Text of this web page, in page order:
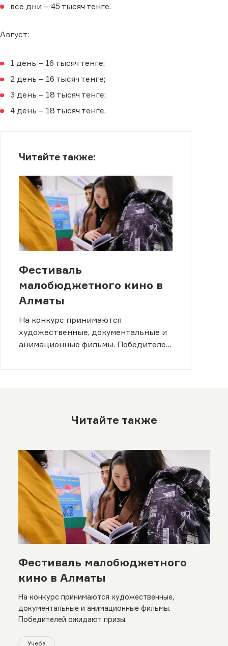
все дни – 45 тысяч тенге.
Август:
1 день – 16 тысяч тенге;
2 день – 16 тысяч тенге;
3 день – 18 тысяч тенге;
4 день – 18 тысяч тенге.
Читайте также:
Фестиваль
малобюджетного кино в
Алматы
На конкурс принимаются
художественные, документальные и
анимационные фильмы. Победителей
Читайте также
Фестиваль малобюджетного
кино в Алматы
На конкурс принимаются художественные,
документальные и анимационные фильмы.
Победителей ожидают призы.
Учеба